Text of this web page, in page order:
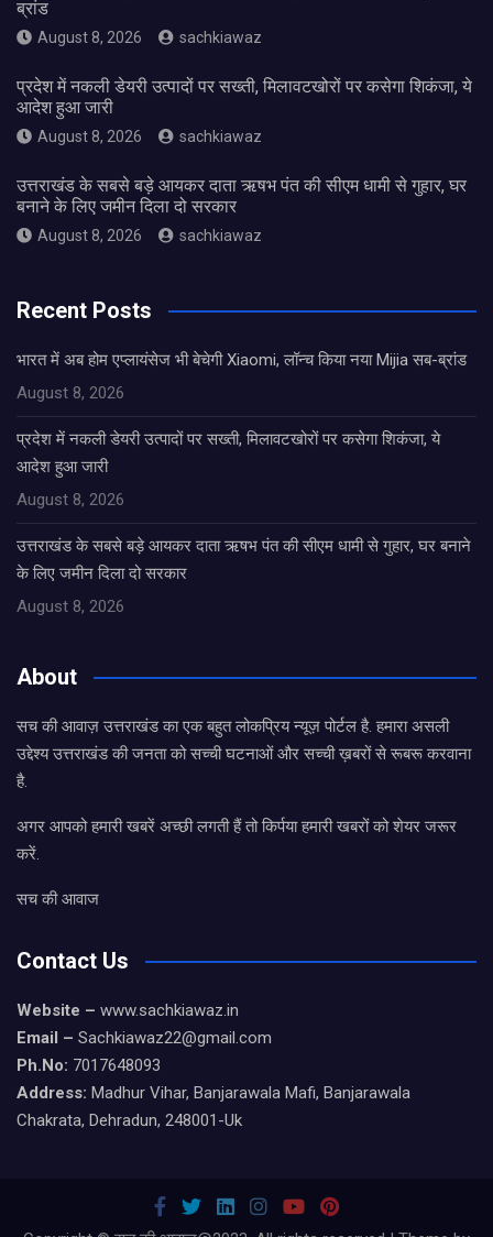
ब्रांड
August 8, 2026 sachkiawaz
प्रदेश में नकली डेयरी उत्पादों पर सख्ती, मिलावटखोरों पर कसेगा शिकंजा, ये
आदेश हुआ जारी
August 8, 2026 sachkiawaz
उत्तराखंड के सबसे बड़े आयकर दाता ऋषभ पंत की सीएम धामी से गुहार, घर
बनाने के लिए जमीन दिला दो सरकार
August 8, 2026 sachkiawaz
Recent Posts
भारत में अब होम एप्लायंसेज भी बेचेगी Xiaomi, लॉन्च किया नया Mijia सब-ब्रांड
August 8, 2026
प्रदेश में नकली डेयरी उत्पादों पर सख्ती, मिलावटखोरों पर कसेगा शिकंजा, ये
आदेश हुआ जारी
August 8, 2026
उत्तराखंड के सबसे बड़े आयकर दाता ऋषभ पंत की सीएम धामी से गुहार, घर बनाने
के लिए जमीन दिला दो सरकार
August 8, 2026
About
सच की आवाज़ उत्तराखंड का एक बहुत लोकप्रिय न्यूज़ पोर्टल है. हमारा असली
उद्देश्य उत्तराखंड की जनता को सच्ची घटनाओं और सच्ची ख़बरों से रूबरू करवाना
है.
अगर आपको हमारी खबरें अच्छी लगती हैं तो किर्पया हमारी खबरों को शेयर जरूर
करें.
सच की आवाज
Contact Us
Website – www.sachkiawaz.in
Email – Sachkiawaz22@gmail.com
Ph.No: 7017648093
Address: Madhur Vihar, Banjarawala Mafi, Banjarawala
Chakrata, Dehradun, 248001-Uk